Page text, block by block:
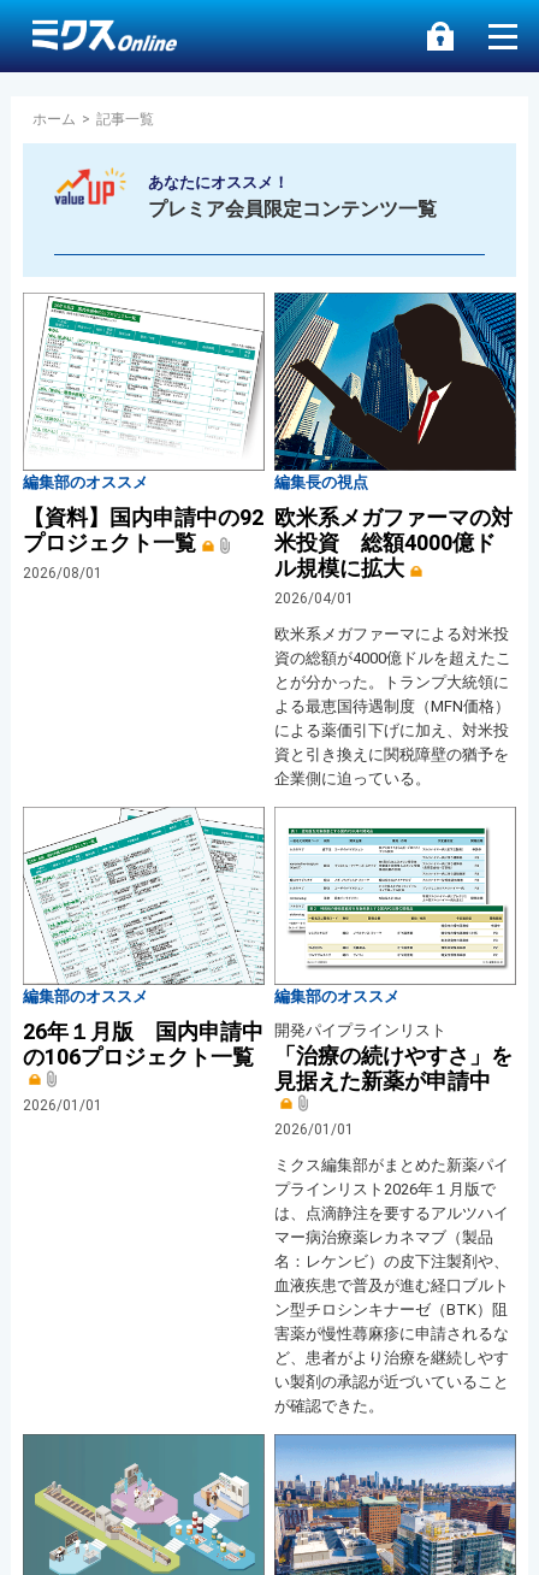
ホーム > 記事一覧
あなたにオススメ！
プレミア会員限定コンテンツ一覧
編集部のオススメ
【資料】国内申請中の92
プロジェクト一覧
2026/08/01
編集長の視点
欧米系メガファーマの対
米投資 総額4000億ド
ル規模に拡大
2026/04/01
欧米系メガファーマによる対米投
資の総額が4000億ドルを超えたこ
とが分かった。トランプ大統領に
よる最恵国待遇制度（MFN価格）
による薬価引下げに加え、対米投
資と引き換えに関税障壁の猶予を
企業側に迫っている。
編集部のオススメ
26年１月版 国内申請中
の106プロジェクト一覧
2026/01/01
編集部のオススメ
開発パイプラインリスト
「治療の続けやすさ」を
見据えた新薬が申請中
2026/01/01
ミクス編集部がまとめた新薬パイ
プラインリスト2026年１月版で
は、点滴静注を要するアルツハイ
マー病治療薬レカネマブ（製品
名：レケンビ）の皮下注製剤や、
血液疾患で普及が進む経口ブルト
ン型チロシンキナーゼ（BTK）阻
害薬が慢性蕁麻疹に申請されるな
ど、患者がより治療を継続しやす
い製剤の承認が近づいていること
が確認できた。